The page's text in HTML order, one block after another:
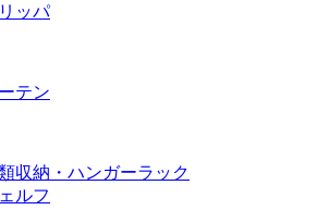
ッパ
テン
収納・ハンガーラック
ルフ